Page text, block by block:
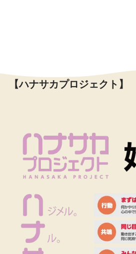
【ハナサカプロジェクト】